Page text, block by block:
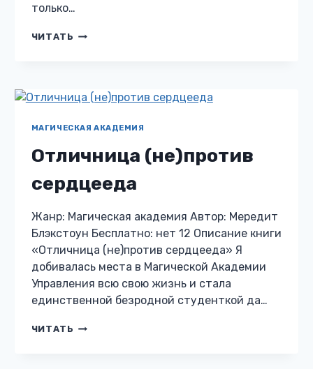
только…
ЧИТАТЬ МИРАЖ
МАГИЧЕСКАЯ АКАДЕМИЯ
Отличница (не)против
сердцееда
Жанр: Магическая академия Автор: Мередит
Блэкстоун Бесплатно: нет 12 Описание книги
«Отличница (не)против сердцееда» Я
добивалась места в Магической Академии
Управления всю свою жизнь и стала
единственной безродной студенткой да…
ЧИТАТЬ ОТЛИЧНИЦА